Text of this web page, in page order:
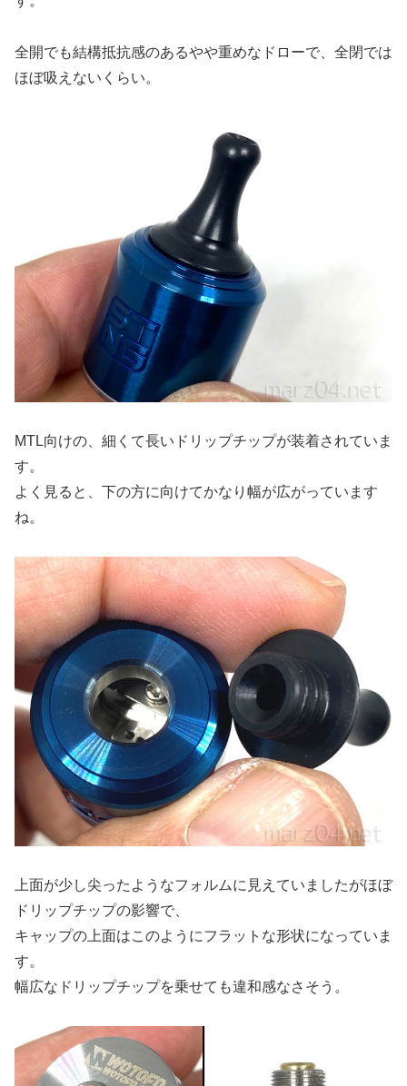
全開でも結構抵抗感のあるやや重めなドローで、全閉では
ほぼ吸えないくらい。
MTL向けの、細くて長いドリップチップが装着されていま
す。
よく見ると、下の方に向けてかなり幅が広がっています
ね。
上面が少し尖ったようなフォルムに見えていましたがほぼ
ドリップチップの影響で、
キャップの上面はこのようにフラットな形状になっていま
す。
幅広なドリップチップを乗せても違和感なさそう。